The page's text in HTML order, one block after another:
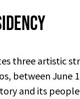
three artistic
between
and its